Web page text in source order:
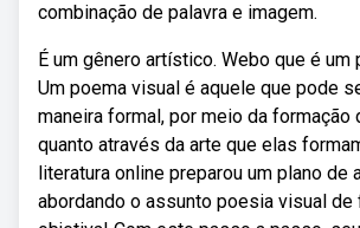
combinação de palavra e imagem.
É um gênero artístico. Webo que é um
Um poema visual é aquele que pode
maneira formal, por meio da formação
quanto através da arte que elas
literatura online preparou um plano de
abordando o assunto poesia visual de